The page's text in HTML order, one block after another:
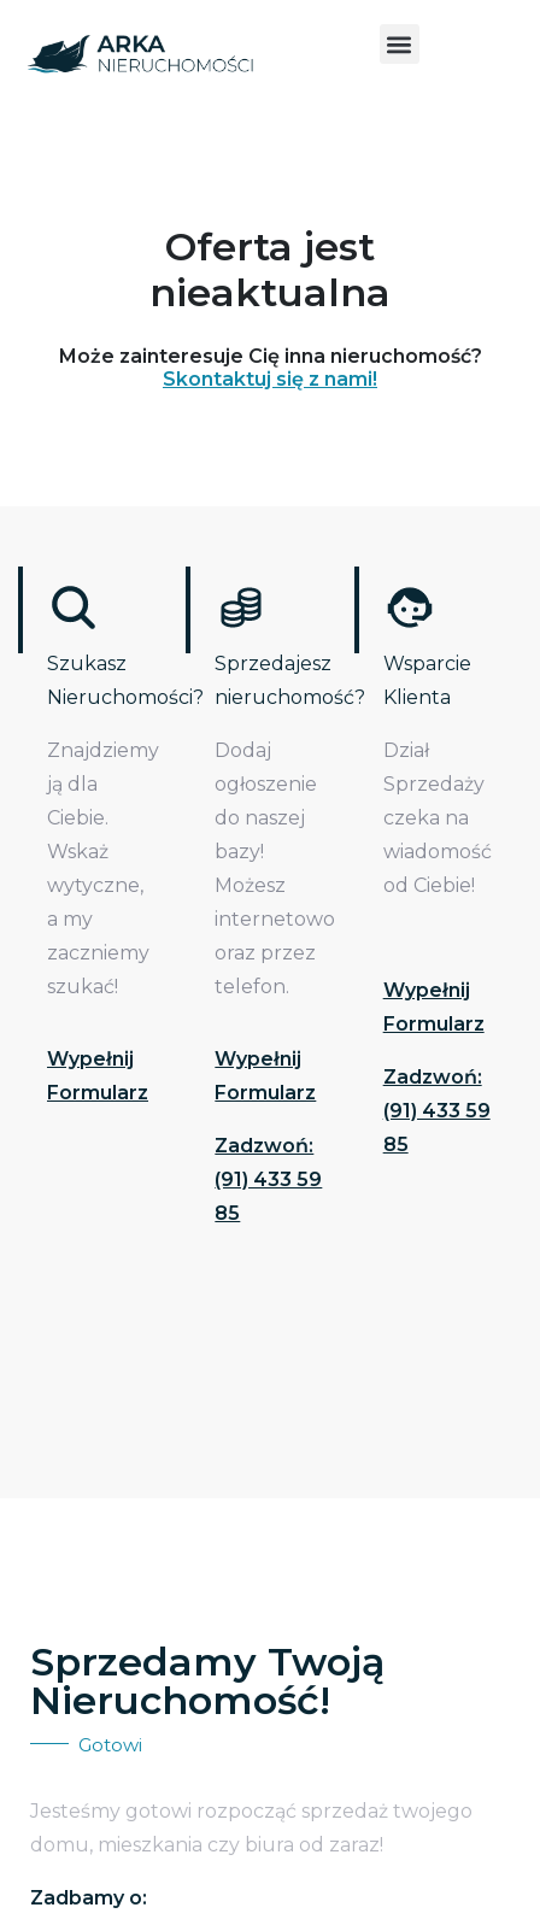
Oferta jest
nieaktualna
Może zainteresuje Cię inna nieruchomość?
Skontaktuj się z nami!
Szukasz
Nieruchomości?
Znajdziemy
ją dla
Ciebie.
Wskaż
wytyczne,
a my
zaczniemy
szukać!
Wypełnij
Formularz
Sprzedajesz
nieruchomość?
Dodaj
ogłoszenie
do naszej
bazy!
Możesz
internetowo
oraz przez
telefon.
Wypełnij
Formularz
Zadzwoń:
(91) 433 59
85
Wsparcie
Klienta
Dział
Sprzedaży
czeka na
wiadomość
od Ciebie!
Wypełnij
Formularz
Zadzwoń:
(91) 433 59
85
Sprzedamy Twoją
Nieruchomość!
Gotowi
Jesteśmy gotowi rozpocząć sprzedaż twojego
domu, mieszkania czy biura od zaraz!
Zadbamy o: